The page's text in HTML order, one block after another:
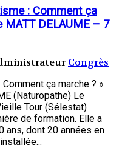
: Comment ça
DELAUME – 7
Congrès
ça marche ? »
(Naturopathe) Le
Tour (Sélestat)
de formation. Elle a
ans, dont 20 années en